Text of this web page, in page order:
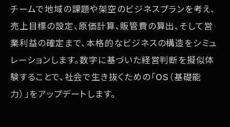
チームで地域の課題や架空のビジネスプランを考え、
売上目標の設定、原価計算、販管費の算出、そして営
業利益の確定まで、本格的なビジネスの構造をシミュ
レーションします。数字に基づいた経営判断を擬似体
験することで、社会で生き抜くための「OS（基礎能
力）」をアップデートします。